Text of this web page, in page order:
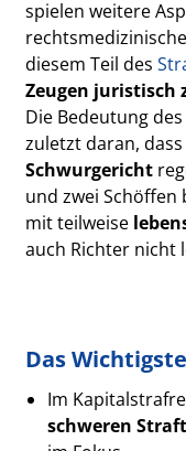
spielen weitere
diesem Teil des
Zeugen juristisch
Die Bedeutung
zuletzt daran,
Schwurgericht
und zwei Schöffen
mit teilweise
auch Richter nicht
Das
Im
schweren